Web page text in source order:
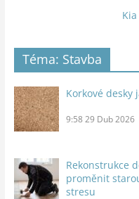
Téma: Stavba
Korkové desky
9:58 29 Dub 2026
Rekonstrukce
proměnit
stresu